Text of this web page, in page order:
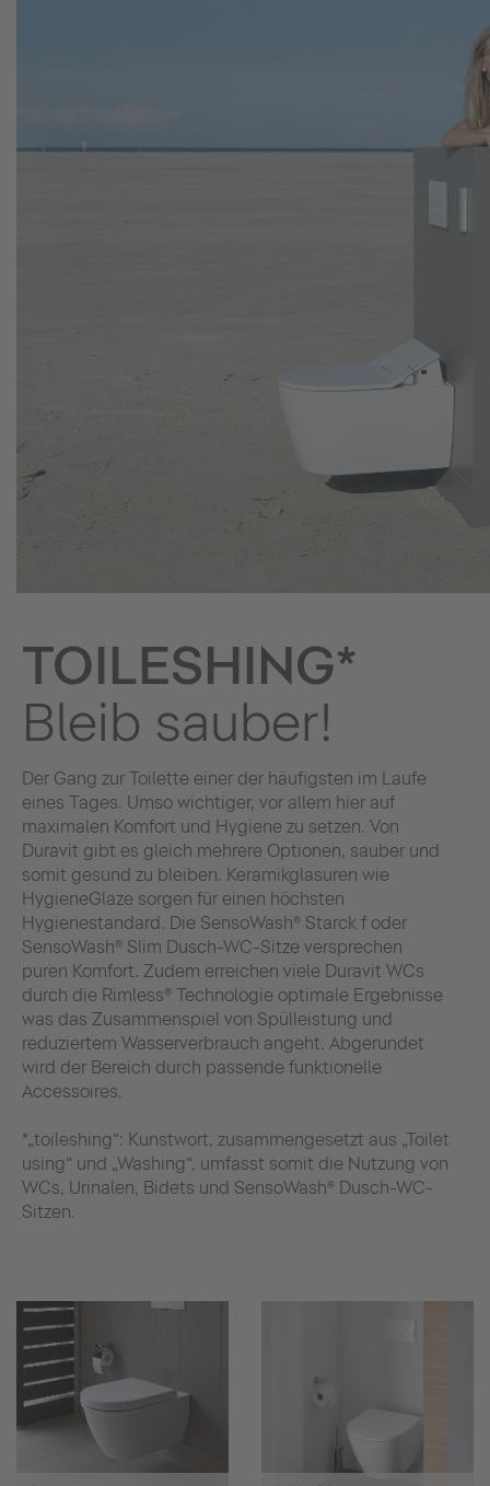
TOILESHING*
Bleib sauber!
Der Gang zur Toilette einer der häufigsten im Laufe
eines Tages. Umso wichtiger, vor allem hier auf
maximalen Komfort und Hygiene zu setzen. Von
Duravit gibt es gleich mehrere Optionen, sauber und
somit gesund zu bleiben. Keramikglasuren wie
HygieneGlaze sorgen für einen höchsten
Hygienestandard. Die SensoWash® Starck f oder
SensoWash® Slim Dusch-WC-Sitze versprechen
puren Komfort. Zudem erreichen viele Duravit WCs
durch die Rimless® Technologie optimale Ergebnisse
was das Zusammenspiel von Spülleistung und
reduziertem Wasserverbrauch angeht. Abgerundet
wird der Bereich durch passende funktionelle
Accessoires.
*„toileshing“: Kunstwort, zusammengesetzt aus „Toilet
using“ und „Washing“, umfasst somit die Nutzung von
WCs, Urinalen, Bidets und SensoWash® Dusch-WC-
Sitzen.